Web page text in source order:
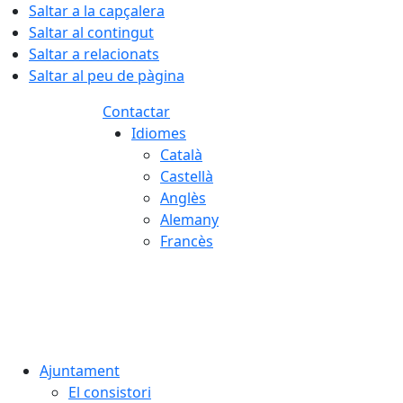
Saltar a la capçalera
Saltar al contingut
Saltar a relacionats
Saltar al peu de pàgina
Contactar
Idiomes
Català
Castellà
Anglès
Alemany
Francès
Ajuntament
El consistori